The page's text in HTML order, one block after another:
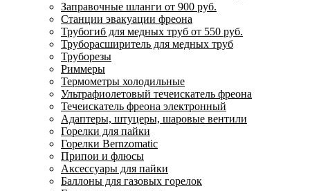
Заправочные шланги от 900 руб.
Станции эвакуации фреона
Трубогиб для медных труб от 550 руб.
Труборасширитель для медных труб
Труборезы
Риммеры
Термометры холодильные
Ультрафиолетовый течеискатель фреона
Течеискатель фреона электронный
Адаптеры, штуцеры, шаровые вентили
Горелки для пайки
Горелки Bernzomatic
Припои и флюсы
Аксессуары для пайки
Баллоны для газовых горелок